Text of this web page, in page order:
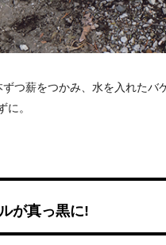
ずつ薪をつかみ、水を入れたバ
に。
が真っ黒に!